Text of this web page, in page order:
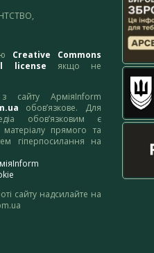
Creative Commons
license якщо не
сайту АрміяInform
обов’язкове. Для
обов’язковим є
прямого та
гіперпосилання на
сайту надсилайте на